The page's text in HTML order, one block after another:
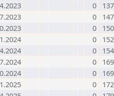
0
0
0
0
0
0
0
0